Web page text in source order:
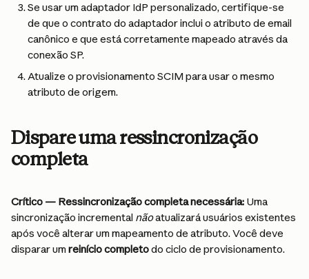
Se usar um adaptador IdP personalizado, certifique-se
de que o contrato do adaptador inclui o atributo de email
canônico e que está corretamente mapeado através da
conexão SP.
Atualize o provisionamento SCIM para usar o mesmo
atributo de origem.
Dispare uma ressincronização
completa
Crítico — Ressincronização completa necessária: Uma
sincronização incremental não atualizará usuários existentes
após você alterar um mapeamento de atributo. Você deve
disparar um reinício completo do ciclo de provisionamento.